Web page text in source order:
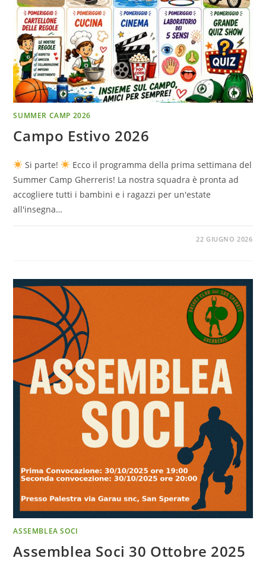
SUMMER CAMP 2026
Campo Estivo 2026
Si parte!
Ecco il programma della prima settimana del
Summer Camp Gherreris! La nostra squadra è pronta ad
accogliere tutti i bambini e i ragazzi per un'estate
all'insegna…
22 GIUGNO 2026
ASSEMBLEA SOCI
Assemblea Soci 30 Ottobre 2025